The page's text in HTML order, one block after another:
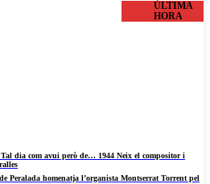
ÚLTIMA
HORA
dia com avui però de… 1944 Neix el compositor i
Peralada homenatja l’organista Montserrat Torrent pel